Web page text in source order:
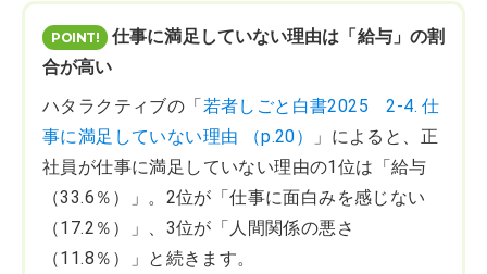
仕事に満足していない理由は「給与」の割
合が高い
ハタラクティブの「 若者しごと白書2025 2-4. 仕
事に満足していない理由 （p.20）
」によると、正
社員が仕事に満足していない理由の1位は「給与
（33.6％）」。2位が「仕事に面白みを感じない
（17.2％）」、3位が「人間関係の悪さ
（11.8％）」と続きます。